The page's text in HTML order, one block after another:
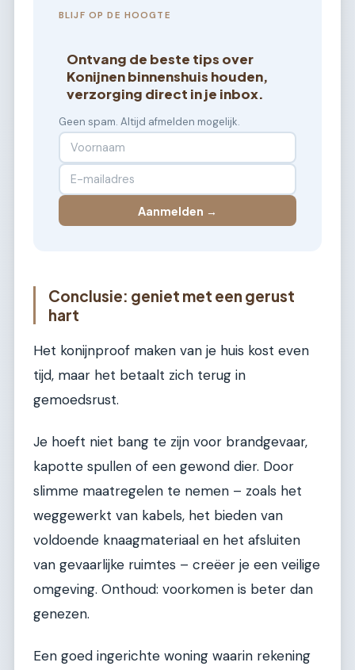
BLIJF OP DE HOOGTE
Ontvang de beste tips over
Konijnen binnenshuis houden,
verzorging direct in je inbox.
Geen spam. Altijd afmelden mogelijk.
Aanmelden →
Conclusie: geniet met een gerust
hart
Het konijnproof maken van je huis kost even
tijd, maar het betaalt zich terug in
gemoedsrust.
Je hoeft niet bang te zijn voor brandgevaar,
kapotte spullen of een gewond dier. Door
slimme maatregelen te nemen – zoals het
weggewerkt van kabels, het bieden van
voldoende knaagmateriaal en het afsluiten
van gevaarlijke ruimtes – creëer je een veilige
omgeving. Onthoud: voorkomen is beter dan
genezen.
Een goed ingerichte woning waarin rekening